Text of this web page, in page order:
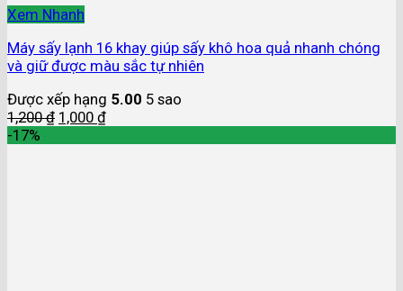
Xem Nhanh
Máy sấy lạnh 16 khay giúp sấy khô hoa quả nhanh chóng
và giữ được màu sắc tự nhiên
Được xếp hạng 5.00 5 sao
1,200₫ 1,000 ₫
-17%